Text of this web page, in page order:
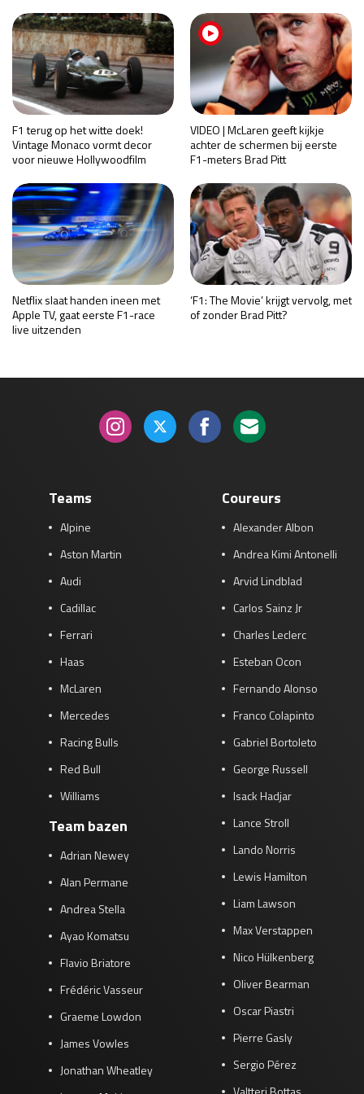
F1 terug op het witte doek!
Vintage Monaco vormt decor
voor nieuwe Hollywoodfilm
VIDEO | McLaren geeft kijkje
achter de schermen bij eerste
F1-meters Brad Pitt
Netflix slaat handen ineen met
Apple TV, gaat eerste F1-race
live uitzenden
‘F1: The Movie’ krijgt vervolg, met
of zonder Brad Pitt?
Teams
Alpine
Aston Martin
Audi
Cadillac
Ferrari
Haas
McLaren
Mercedes
Racing Bulls
Red Bull
Williams
Team bazen
Adrian Newey
Alan Permane
Andrea Stella
Ayao Komatsu
Flavio Briatore
Frédéric Vasseur
Graeme Lowdon
James Vowles
Jonathan Wheatley
Coureurs
Alexander Albon
Andrea Kimi Antonelli
Arvid Lindblad
Carlos Sainz Jr
Charles Leclerc
Esteban Ocon
Fernando Alonso
Franco Colapinto
Gabriel Bortoleto
George Russell
Isack Hadjar
Lance Stroll
Lando Norris
Lewis Hamilton
Liam Lawson
Max Verstappen
Nico Hülkenberg
Oliver Bearman
Oscar Piastri
Pierre Gasly
Sergio Pérez